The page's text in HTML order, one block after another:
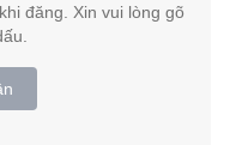
đăng. Xin vui lòng gõ